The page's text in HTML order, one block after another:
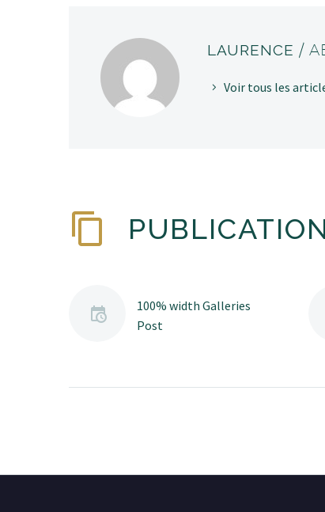
LAURENCE /
Voir tous les
100% width Galleries
Post
auctor aliquet. Aenean